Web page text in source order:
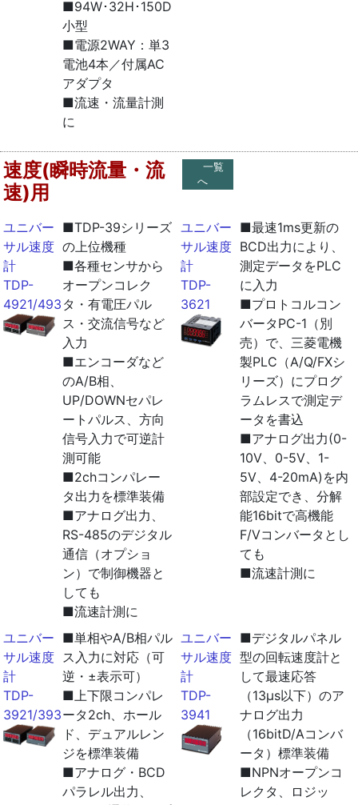
■94W･32H･150D
小型
■電源2WAY：単3
電池4本／付属AC
アダプタ
■流速・流量計測
に
速度(瞬時流量・流
速)用
一覧
へ
ユニバー
サル速度
計
TDP-
4921/4931
■TDP-39シリーズ
の上位機種
■各種センサから
オープンコレク
タ・有電圧パル
ス・交流信号など
入力
■エンコーダなど
のA/B相、
UP/DOWNセパレ
ートパルス、方向
信号入力で可逆計
測可能
■2chコンパレー
タ出力を標準装備
■アナログ出力、
RS-485のデジタル
通信（オプショ
ン）で制御機器と
しても
■流速計測に
ユニバー
サル速度
計
TDP-
3621
■最速1ms更新の
BCD出力により、
測定データをPLC
に入力
■プロトコルコン
バータPC-1（別
売）で、三菱電機
製PLC（A/Q/FXシ
リーズ）にプログ
ラムレスで測定デ
ータを書込
■アナログ出力(0-
10V、0-5V、1-
5V、4-20mA)を内
部設定でき、分解
能16bitで高機能
F/Vコンバータとし
ても
■流速計測に
ユニバー
サル速度
計
TDP-
3921/3931
■単相やA/B相パル
ス入力に対応（可
逆・±表示可）
■上下限コンパレ
ータ2ch、ホール
ド、デュアルレン
ジを標準装備
■アナログ・BCD
パラレル出力、
ユニバー
サル速度
計
TDP-
3941
■デジタルパネル
型の回転速度計と
して最速応答
（13μs以下）のア
ナログ出力
（16bitD/Aコンバ
ータ）標準装備
■NPNオープンコ
レクタ、ロジッ